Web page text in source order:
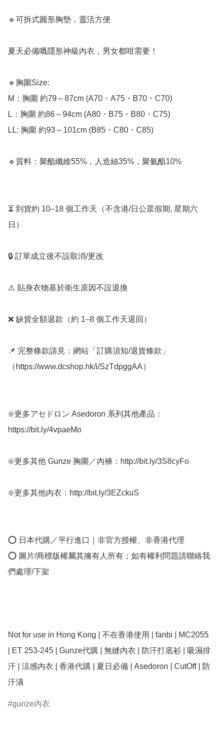
🔹可拆式圓形胸墊，靈活方便
夏天必備嘅隱形神級內衣，男女都咁需要！
🔹胸圍Size:﻿
M：胸圍 約79～87cm (A70・A75・B70・C70)
L：胸圍 約86～94cm (A80・B75・B80・C75)
LL: 胸圍 約93～101cm (B85・C80・C85)
🔹質料：聚酯纖維55%，人造絲35%，聚氨酯10%
⏳ 到貨約 10–18 個工作天（不含港/日公眾假期, 星期六
日）
🔒 訂單成立後不設取消/更改
⚠️ 貼身衣物基於衛生原因不設退換
❌ 缺貨全額退款（約 1–8 個工作天退回）
📌 完整條款請見：網站「訂購須知/退貨條款」
（https://www.dcshop.hk/i/SzTdpggAA）
❇️更多アセドロン Asedoron 系列其他產品：
https://bit.ly/4vpaeMo
❇️更多其他 Gunze 胸圍／內褲：http://bit.ly/3S8cyFo
❇️更多其他內衣：http://bit.ly/3EZckuS
⭕ 日本代購／平行進口｜非官方授權、非香港代理
⭕ 圖片/商標版權屬其擁有人所有；如有權利問題請聯絡我
們處理/下架
Not for use in Hong Kong | 不在香港使用 | fanbi | MC2055
| ET 253-245 | Gunze代購 | 無縫內衣 | 防汗打底衫 | 吸濕排
汗 | 涼感內衣 | 香港代購 | 夏日必備 | Asedoron | CutOff | 防
汗漬
gunze內衣